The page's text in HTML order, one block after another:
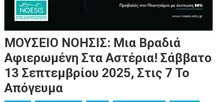
ΜΟΥΣΕΙΟ ΝΟΗΣΙΣ: Μια Βραδιά
Αφιερωμένη Στα Αστέρια! Σάββατο
13 Σεπτεμβρίου 2025, Στις 7 Το
Απόγευμα